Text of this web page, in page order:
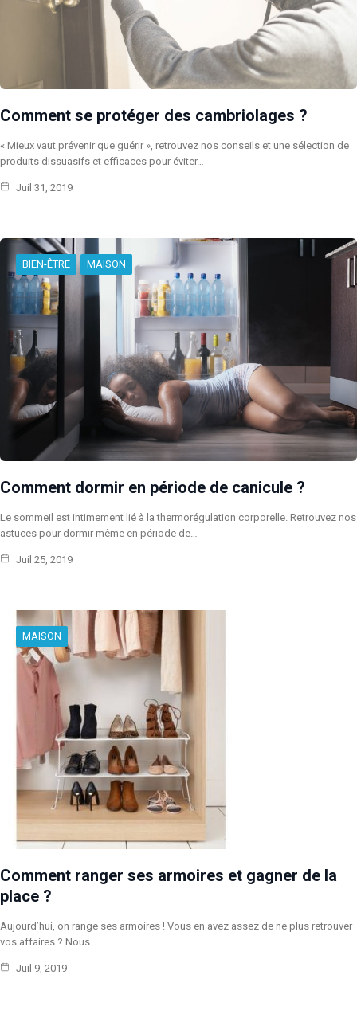
Comment se protéger des cambriolages ?
« Mieux vaut prévenir que guérir », retrouvez nos conseils et une sélection de
produits dissuasifs et efficaces pour éviter…
Juil 31, 2019
BIEN-ÊTRE MAISON
Comment dormir en période de canicule ?
Le sommeil est intimement lié à la thermorégulation corporelle. Retrouvez nos
astuces pour dormir même en période de…
Juil 25, 2019
MAISON
Comment ranger ses armoires et gagner de la
place ?
Aujourd’hui, on range ses armoires ! Vous en avez assez de ne plus retrouver
vos affaires ? Nous…
Juil 9, 2019